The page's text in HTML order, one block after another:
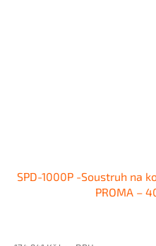
SPD-1000P -Soustruh na
PROMA –